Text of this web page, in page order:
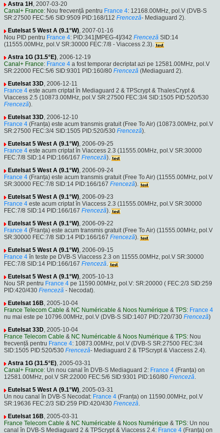
Astra 1H , 2007-03-20
Canal+ France: Nou frecvență pentru France 4: 12168.00MHz, pol.V (DVB-S
SR:27500 FEC:5/6 SID:9509 PID:168/112 Frenceză- Mediaguard 2).
Eutelsat 5 West A (9.1°W), 2007-01-16
Nou PID pentru France 4: PID:341[MPEG-4]/342 Frenceză SID:14
(11555.00MHz, pol.V SR:30000 FEC:7/8 - Viaccess 2.3).
Astra 1G (31.5°E), 2006-12-19
Canal+ France: France 4 a fost temporar decriptat azi pe 12581.00MHz, pol.V
SR:22000 FEC:5/6 SID:9301 PID:160/80 Frenceză (Mediaguard 2).
Eutelsat 33D, 2006-12-11
France 4 este acum criptat în Mediaguard 2 & TPScrypt & ThalesCrypt &
Viaccess 2.5 (10873.00MHz, pol.V SR:27500 FEC:3/4 SID:1505 PID:520/530
Frenceză).
Eutelsat 33D, 2006-12-10
France 4 (Franța) este acum transmis gratuit (Free To Air) (10873.00MHz, pol.V
SR:27500 FEC:3/4 SID:1505 PID:520/530 Frenceză).
Eutelsat 5 West A (9.1°W), 2006-09-25
France 4 este acum criptat în Viaccess 2.3 (11555.00MHz, pol.V SR:30000
FEC:7/8 SID:14 PID:166/167 Frenceză).
Eutelsat 5 West A (9.1°W), 2006-09-24
France 4 (Franța) este acum transmis gratuit (Free To Air) (11555.00MHz, pol.V
SR:30000 FEC:7/8 SID:14 PID:166/167 Frenceză).
Eutelsat 5 West A (9.1°W), 2006-09-23
France 4 este acum criptat în Viaccess 2.3 (11555.00MHz, pol.V SR:30000
FEC:7/8 SID:14 PID:166/167 Frenceză).
Eutelsat 5 West A (9.1°W), 2006-09-22
France 4 (Franța) este acum transmis gratuit (Free To Air) (11555.00MHz, pol.V
SR:30000 FEC:7/8 SID:14 PID:166/167 Frenceză).
Eutelsat 5 West A (9.1°W), 2006-09-15
France 4 în teste pe DVB-S Viaccess 2.3 on 11555.00MHz, pol.V SR:30000
FEC:7/8 SID:14 PID:166/167 Frenceză.
Eutelsat 5 West A (9.1°W), 2005-10-13
Nou SR pentru France 4 pe 11590.00MHz, pol.V: SR:20000 ( FEC:2/3 SID:259
PID:420/430 Frenceză - Necodat).
Eutelsat 16B, 2005-10-04
France Telecom Cable & NC Numéricable & Noos Numérique & TPS: France 4
nu mai este pe 10796.00MHz, pol.V (DVB-S SID:1407 PID:720/730 Frenceză)
Eutelsat 33D, 2005-10-04
France Telecom Cable & NC Numéricable & Noos Numérique & TPS: Nou
frecvență pentru France 4: 10873.00MHz, pol.V (DVB-S SR:27500 FEC:3/4
SID:1505 PID:520/530 Frenceză- Mediaguard 2 & TPScrypt & Viaccess 2.4).
Astra 1G (31.5°E), 2005-03-31
Canal+ France: Un nou canal în DVB-S Mediaguard 2: France 4 (Franța) on
12581.00MHz, pol.V SR:22000 FEC:5/6 SID:9301 PID:160/80 Frenceză.
Eutelsat 5 West A (9.1°W), 2005-03-31
Un nou canal în DVB-S Necodat: France 4 (Franța) on 11590.00MHz, pol.V
SR:19636 FEC:2/3 SID:259 PID:420/430 Frenceză.
Eutelsat 16B, 2005-03-31
France Telecom Cable & NC Numéricable & Noos Numérique & TPS: Un nou
canal în DVB-S Mediaguard 2 & TPScrypt & Viaccess 2.4: France 4 (Franța) on